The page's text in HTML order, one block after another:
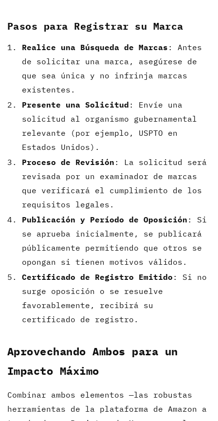
Pasos para Registrar su Marca
Realice una Búsqueda de Marcas : Antes
de solicitar una marca, asegúrese de
que sea única y no infrinja marcas
existentes.
Presente una Solicitud : Envíe una
solicitud al organismo gubernamental
relevante (por ejemplo, USPTO en
Estados Unidos).
Proceso de Revisión : La solicitud será
revisada por un examinador de marcas
que verificará el cumplimiento de los
requisitos legales.
Publicación y Período de Oposición : Si
se aprueba inicialmente, se publicará
públicamente permitiendo que otros se
opongan si tienen motivos válidos.
Certificado de Registro Emitido : Si no
surge oposición o se resuelve
favorablemente, recibirá su
certificado de registro.
Aprovechando Ambos para un
Impacto Máximo
Combinar ambos elementos —las robustas
herramientas de la plataforma de Amazon a